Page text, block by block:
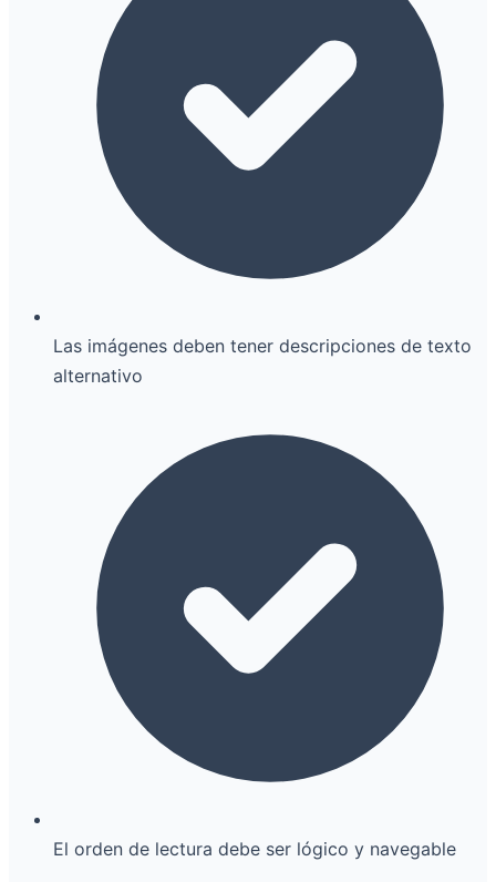
Las imágenes deben tener descripciones de texto
alternativo
El orden de lectura debe ser lógico y navegable